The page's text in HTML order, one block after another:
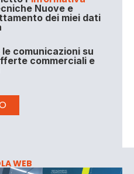
Nuove e
dei miei dati
comunicazioni su
commerciali e
WEB